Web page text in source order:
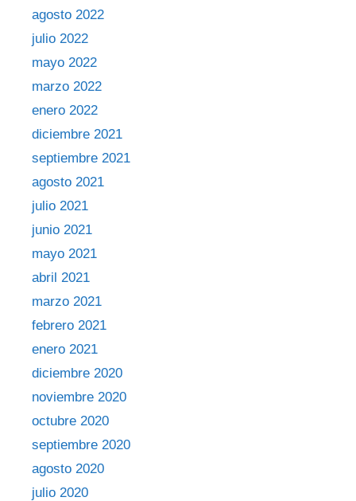
agosto 2022
julio 2022
mayo 2022
marzo 2022
enero 2022
diciembre 2021
septiembre 2021
agosto 2021
julio 2021
junio 2021
mayo 2021
abril 2021
marzo 2021
febrero 2021
enero 2021
diciembre 2020
noviembre 2020
octubre 2020
septiembre 2020
agosto 2020
julio 2020